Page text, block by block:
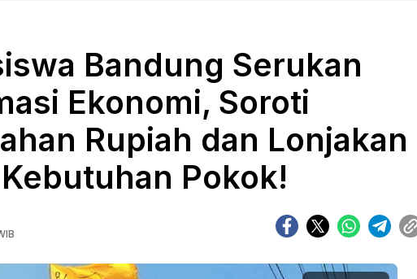
Bandung Serukan
Ekonomi, Soroti
Rupiah dan Lonjakan
Pokok!